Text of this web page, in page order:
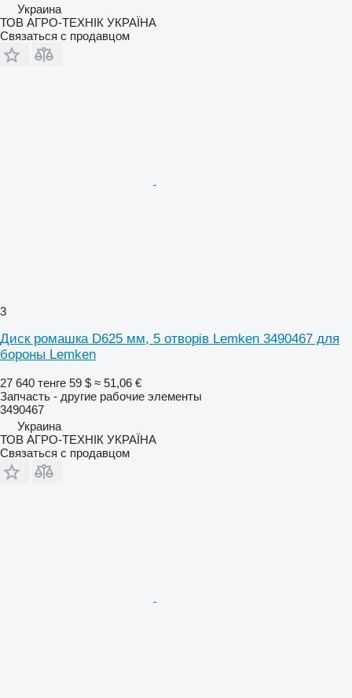
Украина
ТОВ АГРО-ТЕХНІК УКРАЇНА
Связаться с продавцом
3
Диск ромашка D625 мм, 5 отворів Lemken 3490467 для
бороны Lemken
27 640 тенге 59 $ ≈ 51,06 €
Запчасть - другие рабочие элементы
3490467
Украина
ТОВ АГРО-ТЕХНІК УКРАЇНА
Связаться с продавцом